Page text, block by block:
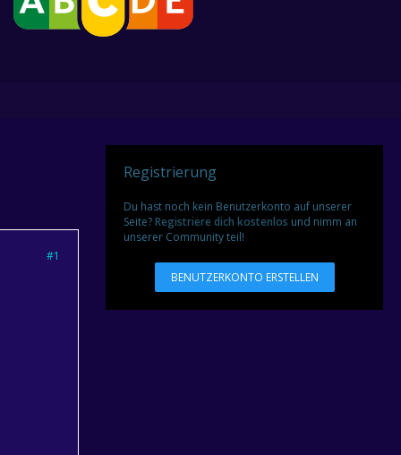
#1
Registrierung
Du hast noch kein Benutzerkonto auf unserer
Seite?Registriere dich kostenlos und nimm an
unserer Community teil!
BENUTZERKONTO ERSTELLEN